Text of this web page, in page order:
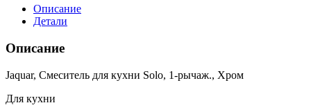
кухни
1-
рычаж.,
SOL-
CHR-
6165
Описание
Детали
Описание
Jaquar, Смеситель для кухни Solo, 1-рычаж., Хром
Для кухни